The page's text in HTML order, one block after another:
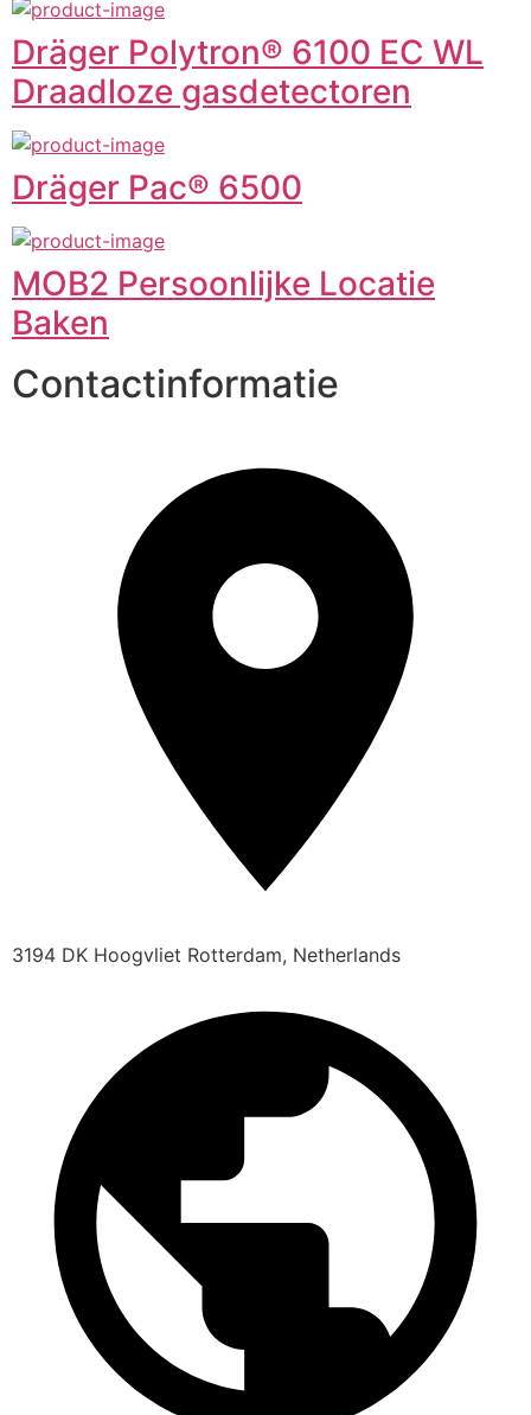
Dräger Polytron® 6100 EC WL
Draadloze gasdetectoren
Dräger Pac® 6500
MOB2 Persoonlijke Locatie
Baken
Contactinformatie
3194 DK Hoogvliet Rotterdam, Netherlands